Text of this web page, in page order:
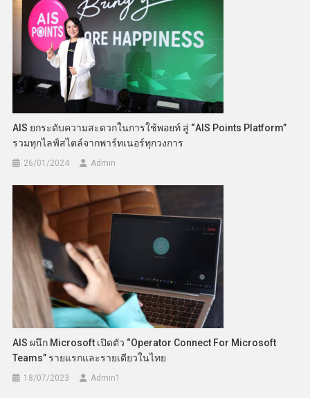
AIS ยกระดับความสะดวกในการใช้พอยท์ สู่ “AIS Points Platform”
รวมทุกไลฟ์สไตล์จากพาร์ทเนอร์ทุกวงการ
26/01/2024 Admin
AIS ผนึก Microsoft เปิดตัว “Operator Connect For Microsoft
Teams” รายแรกและรายเดียวในไทย
18/07/2023 Admin​1